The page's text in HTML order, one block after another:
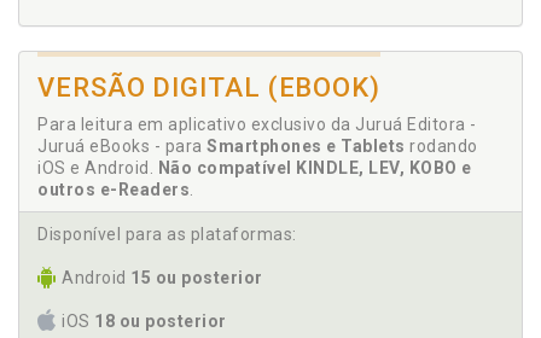
VERSÃO DIGITAL (EBOOK)
Para leitura em aplicativo exclusivo da Juruá Editora -
Juruá eBooks - para Smartphones e Tablets rodando
iOS e Android.
Não compatível KINDLE, LEV, KOBO e
outros e-Readers
Disponível para as plataformas:
Android 15 ou posterior
iOS 18 ou posterior